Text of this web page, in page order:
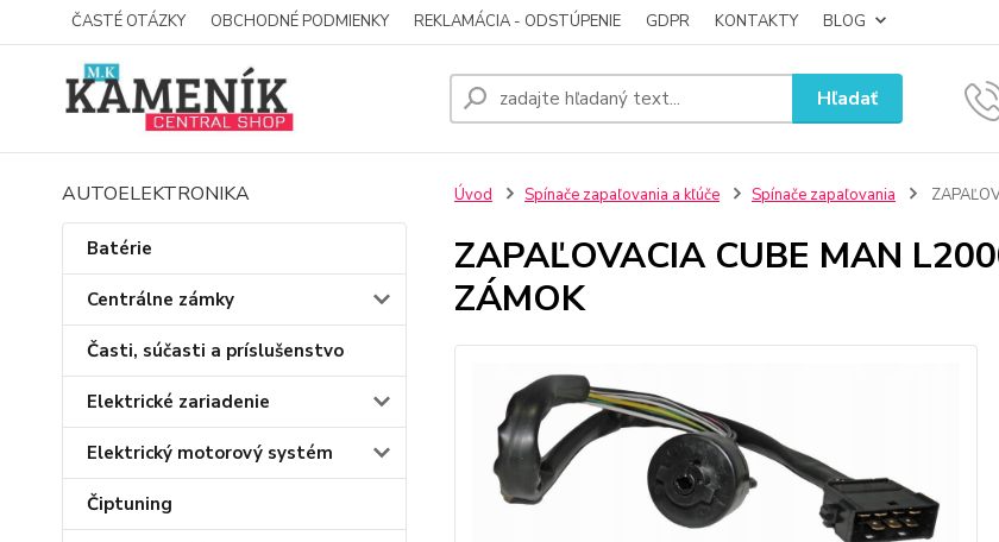
ČASTÉ OTÁZKY OBCHODNÉ PODMIENKY REKLAMÁCIA - ODSTÚPENIE GDPR KONTAKTY BLOG
Hľadať
AUTOELEKTRONIKA
Batérie
Centrálne zámky
Časti, súčasti a príslušenstvo
Elektrické zariadenie
Elektrický motorový systém
Čiptuning
Úvod Spínače zapaľovania a kľúče Spínače zapaľovania
ZAPAĽOVACIA CUBE MAN
ZÁMOK